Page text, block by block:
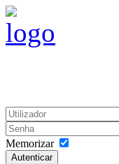
Memorizar
Autenticar